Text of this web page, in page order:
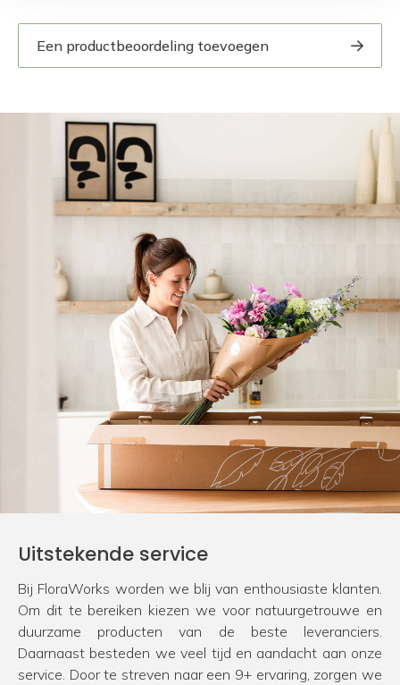
Een productbeoordeling toevoegen
Uitstekende service
Bij FloraWorks worden we blij van enthousiaste klanten.
Om dit te bereiken kiezen we voor natuurgetrouwe en
duurzame producten van de beste leveranciers.
Daarnaast besteden we veel tijd en aandacht aan onze
service. Door te streven naar een 9+ ervaring, zorgen we